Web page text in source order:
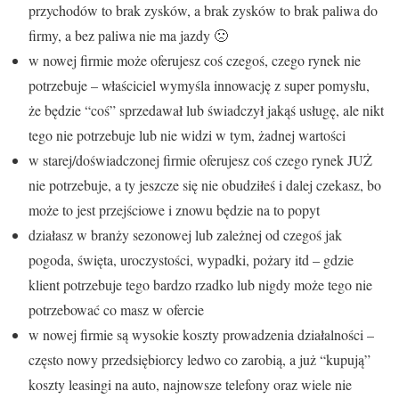
przychodów to brak zysków, a brak zysków to brak paliwa do
firmy, a bez paliwa nie ma jazdy 🙁
w nowej firmie może oferujesz coś czegoś, czego rynek nie
potrzebuje – właściciel wymyśla innowację z super pomysłu,
że będzie “coś” sprzedawał lub świadczył jakąś usługę, ale nikt
tego nie potrzebuje lub nie widzi w tym, żadnej wartości
w starej/doświadczonej firmie oferujesz coś czego rynek JUŻ
nie potrzebuje, a ty jeszcze się nie obudziłeś i dalej czekasz, bo
może to jest przejściowe i znowu będzie na to popyt
działasz w branży sezonowej lub zależnej od czegoś jak
pogoda, święta, uroczystości, wypadki, pożary itd – gdzie
klient potrzebuje tego bardzo rzadko lub nigdy może tego nie
potrzebować co masz w ofercie
w nowej firmie są wysokie koszty prowadzenia działalności –
często nowy przedsiębiorcy ledwo co zarobią, a już “kupują”
koszty leasingi na auto, najnowsze telefony oraz wiele nie